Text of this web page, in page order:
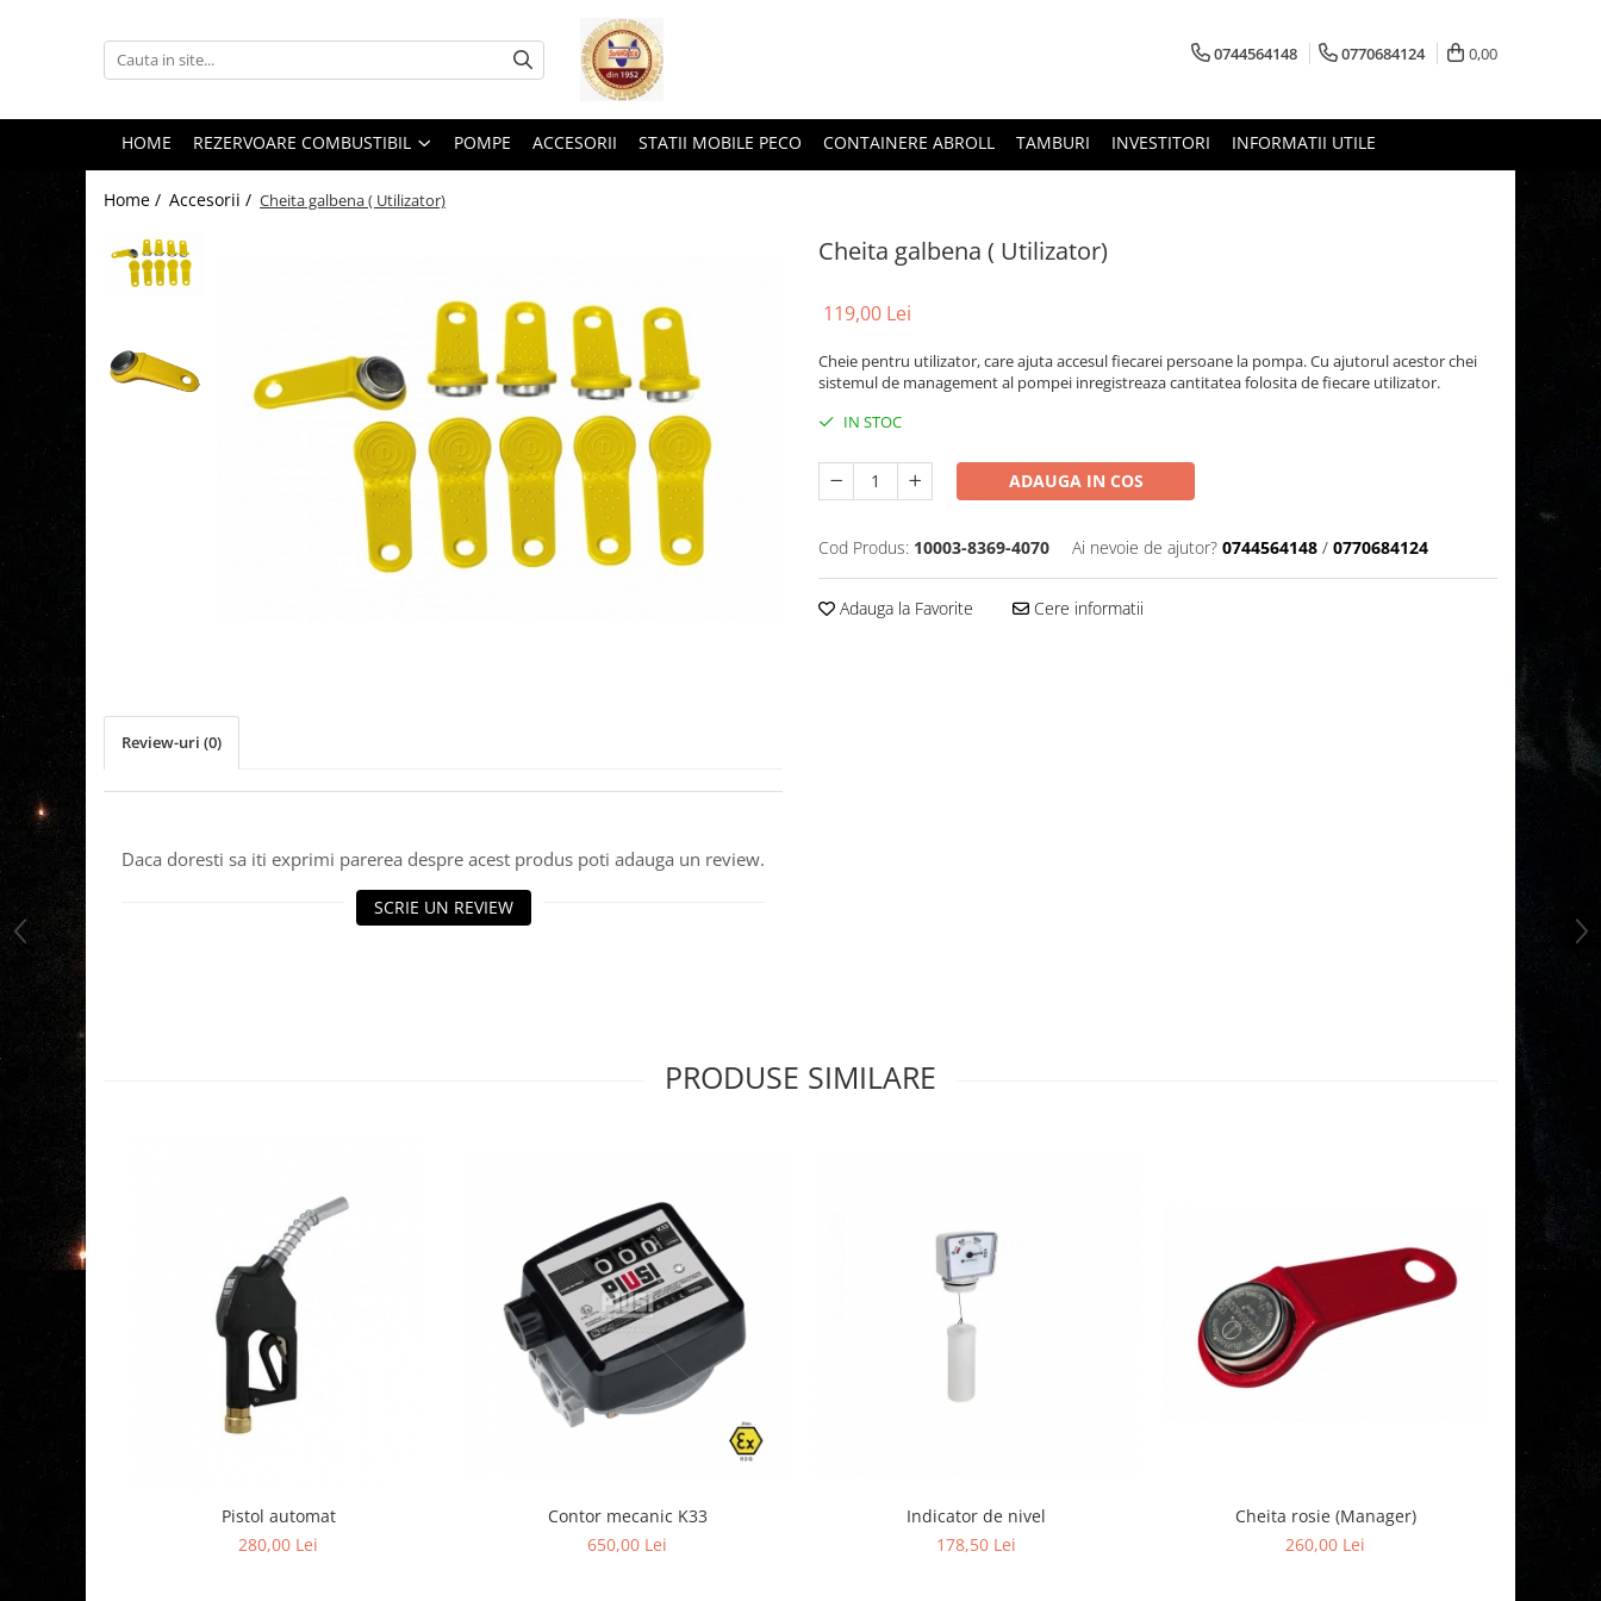
Rezervoare Combustibil
Rezervoare subterane cu pereti
dubli
Rezervore stocare APA
0744564148 0770684124 0,00
HOME REZERVOARE COMBUSTIBIL POMPE ACCESORII STATII MOBILE PECO CONTAINERE ABROLL TAMBURI INVESTITORI INFORMATII UTILE
Home / Accesorii / Cheita galbena ( Utilizator)
Cheita galbena ( Utilizator)
119,00 Lei
Cheie pentru utilizator, care ajuta accesul fiecarei persoane la pompa. Cu ajutorul acestor chei
sistemul de management al pompei inregistreaza cantitatea folosita de fiecare utilizator.
IN STOC
ADAUGA IN COS
Cod Produs: 10003-8369-4070 Ai nevoie de ajutor? 0744564148 / 0770684124
Adauga la Favorite Cere informatii
Review-uri (0)
Daca doresti sa iti exprimi parerea despre acest produs poti adauga un review.
SCRIE UN REVIEW
PRODUSE SIMILARE
Pistol automat
280,00 Lei
Contor mecanic K33
650,00 Lei
Indicator de nivel
178,50 Lei
Cheita rosie (Manager)
260,00 Lei